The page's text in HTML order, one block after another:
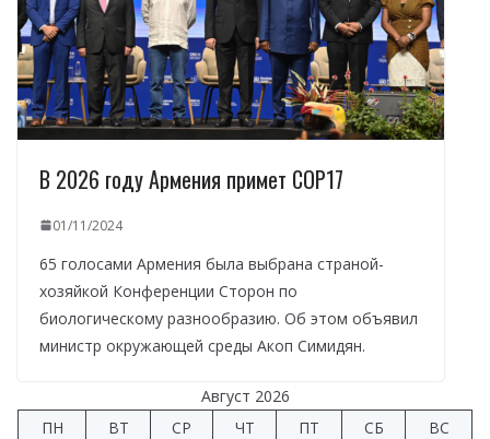
В 2026 году Армения примет COP17
01/11/2024
65 голосами Армения была выбрана страной-
хозяйкой Конференции Сторон по
биологическому разнообразию. Об этом объявил
министр окружающей среды Акоп Симидян.
Август 2026
ПН
ВТ СР ЧТ ПТ СБ
ВС